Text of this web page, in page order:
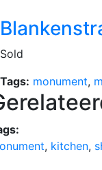
Sold
Tags: monument,
, kitchen,